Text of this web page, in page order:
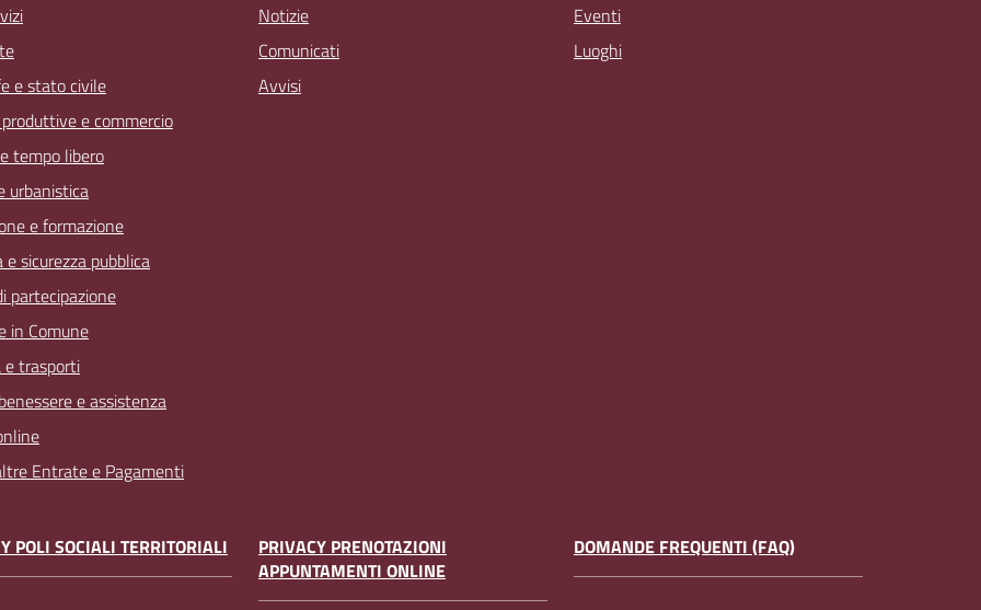
e stato civile
e commercio
tempo libero
urbanistica
e formazione
e sicurezza pubblica
partecipazione
in Comune
e trasporti
e assistenza
Entrate e Pagamenti
Notizie
Comunicati
Avvisi
Eventi
Luoghi
POLI SOCIALI TERRITORIALI
PRIVACY PRENOTAZIONI
APPUNTAMENTI ONLINE
DOMANDE FREQUENTI (FAQ)